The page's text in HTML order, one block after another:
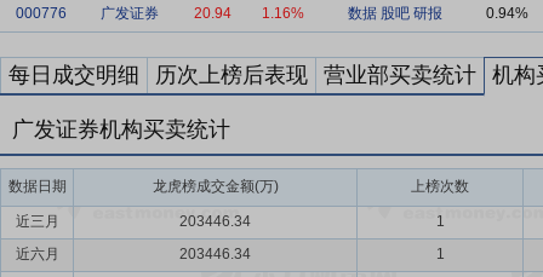
000776 广发证券 20.94 1.16% 数据 股吧 研报 0.94%
每日成交明细 历次上榜后表现 营业部买卖统计 机构
广发证券机构买卖统计
数据日期 龙虎榜成交金额(万) 上榜次数
近三月 203446.34
1
近六月
203446.34
1